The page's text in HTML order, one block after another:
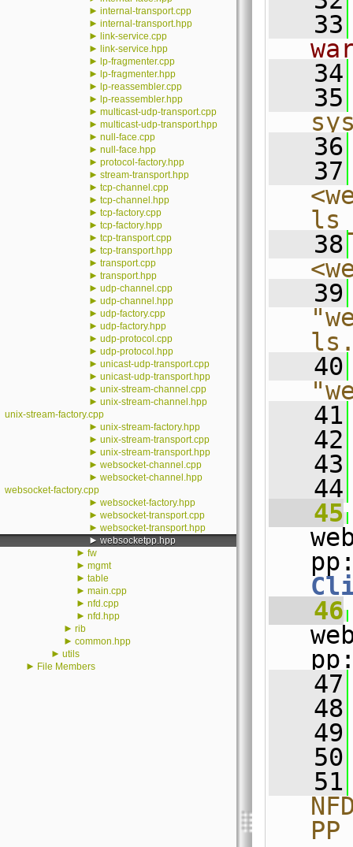
► internal-transport.cpp
► internal-transport.hpp
► link-service.cpp
► link-service.hpp
► lp-fragmenter.cpp
► lp-fragmenter.hpp
► lp-reassembler.cpp
► lp-reassembler.hpp
► multicast-udp-transport.cpp
► multicast-udp-transport.hpp
► null-face.cpp
► null-face.hpp
► protocol-factory.hpp
► stream-transport.hpp
► tcp-channel.cpp
► tcp-channel.hpp
► tcp-factory.cpp
► tcp-factory.hpp
► tcp-transport.cpp
► tcp-transport.hpp
► transport.cpp
► transport.hpp
► udp-channel.cpp
► udp-channel.hpp
► udp-factory.cpp
► udp-factory.hpp
► udp-protocol.cpp
► udp-protocol.hpp
► unicast-udp-transport.cpp
► unicast-udp-transport.hpp
► unix-stream-channel.cpp
► unix-stream-channel.hpp
unix-stream-factory.cpp
► unix-stream-factory.hpp
► unix-stream-transport.cpp
► unix-stream-transport.hpp
► websocket-channel.cpp
► websocket-channel.hpp
websocket-factory.cpp
► websocket-factory.hpp
► websocket-transport.cpp
► websocket-transport.hpp
► websocketpp.hpp
► fw
► mgmt
► table
► main.cpp
► nfd.cpp
► nfd.hpp
► rib
► common.hpp
► utils
► File Members
   33
   34
   35
   36
   37
   38
   39
   40
   41
   42
   43
   44
   45
   46
   47
   48
   49
   50
   51
PP